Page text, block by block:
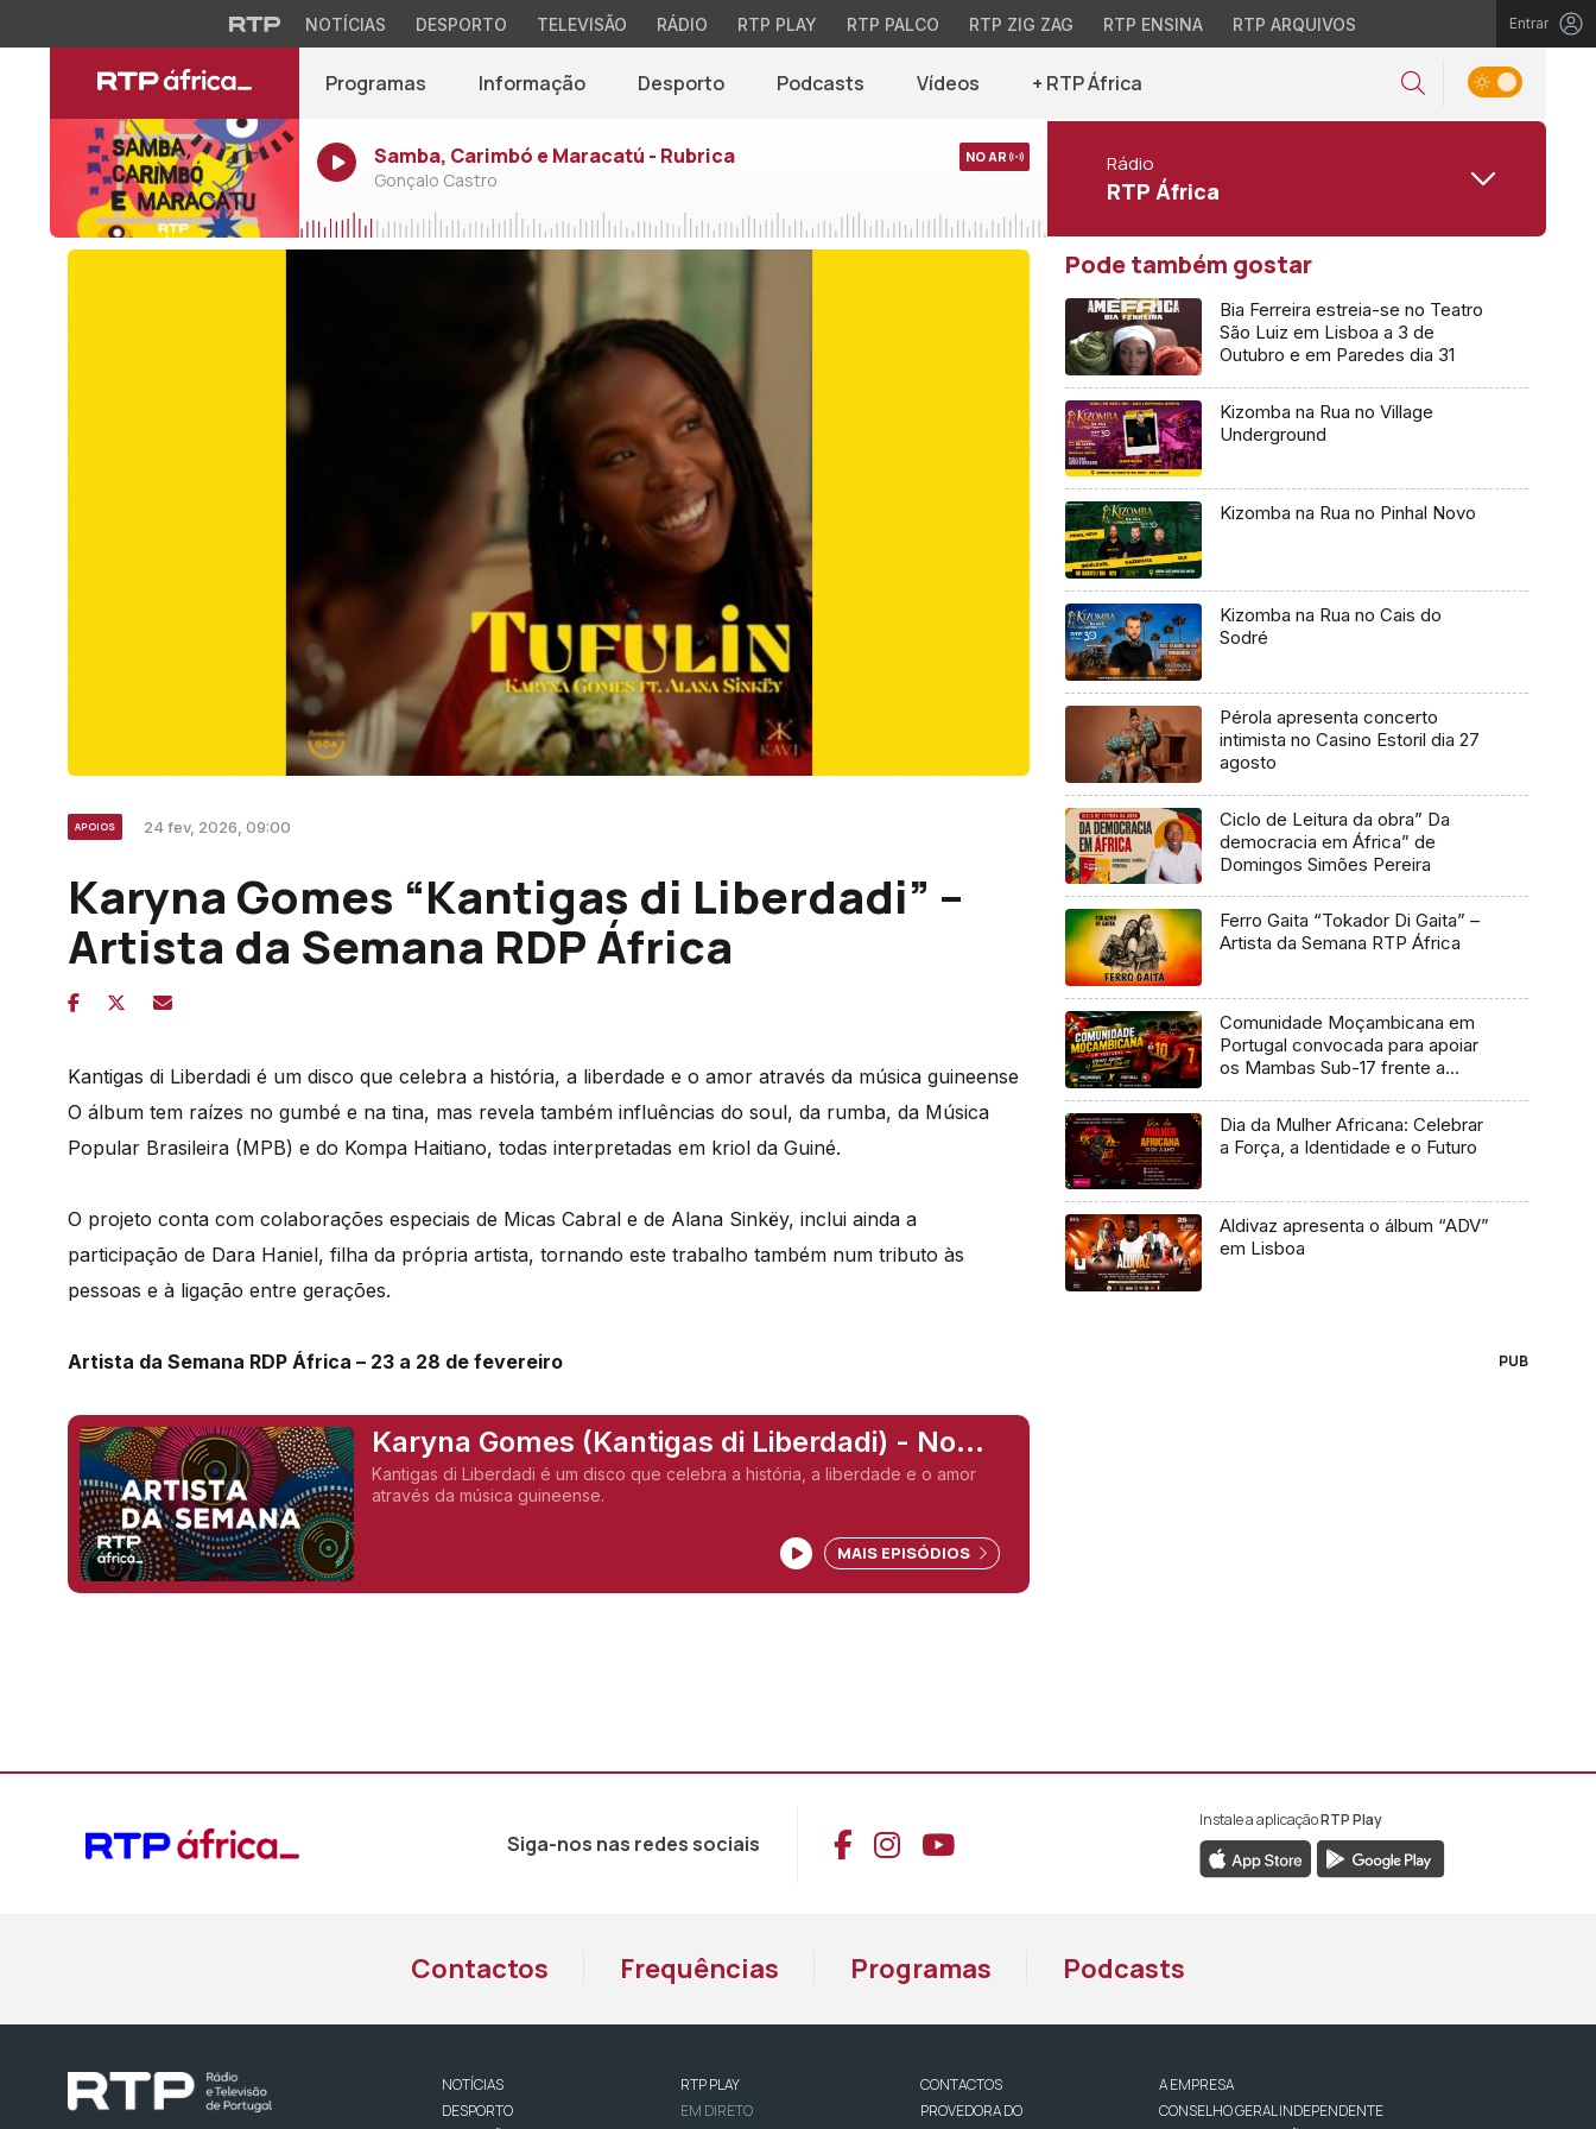
NOTÍCIAS DESPORTO TELEVISÃO RÁDIO RTP PLAY RTP PALCO RTP ZIG ZAG RTP ENSINA RTP ARQUIVOS Entrar
Programas Informação Desporto Podcasts Vídeos + RTP África
Samba, Carimbó e Maracatú - Rubrica
Gonçalo Castro
NO AR Rádio
RTP África
APOIOS 24 fev, 2026, 09:00
Karyna Gomes “Kantigas di Liberdadi” –
Artista da Semana RDP África
Kantigas di Liberdadi é um disco que celebra a história, a liberdade e o amor através da música guineense
O álbum tem raízes no gumbé e na tina, mas revela também influências do soul, da rumba, da Música
Popular Brasileira (MPB) e do Kompa Haitiano, todas interpretadas em kriol da Guiné.
O projeto conta com colaborações especiais de Micas Cabral e de Alana Sinkëy, inclui ainda a
participação de Dara Haniel, filha da própria artista, tornando este trabalho também num tributo às
pessoas e à ligação entre gerações.
Artista da Semana RDP África – 23 a 28 de fevereiro
Karyna Gomes (Kantigas di Liberdadi) - No
Brinca
Kantigas di Liberdadi é um disco que celebra a história, a liberdade e o amor
através da música guineense.
MAIS EPISÓDIOS
Pode também gostar
Bia Ferreira estreia-se no Teatro
São Luiz em Lisboa a 3 de
Outubro e em Paredes dia 31
Kizomba na Rua no Village
Underground
Kizomba na Rua no Pinhal Novo
Kizomba na Rua no Cais do
Sodré
Pérola apresenta concerto
intimista no Casino Estoril dia 27
agosto
Ciclo de Leitura da obra” Da
democracia em África” de
Domingos Simões Pereira
Ferro Gaita “Tokador Di Gaita” –
Artista da Semana RTP África
Comunidade Moçambicana em
Portugal convocada para apoiar
os Mambas Sub-17 frente a
Dia da Mulher Africana: Celebrar
a Força, a Identidade e o Futuro
Aldivaz apresenta o álbum “ADV”
em Lisboa
PUB
Siga-nos nas redes sociais Aceder ao Facebook da RTP África
Aceder ao Instagram da RTP África
Aceder ao YouTube da RTP África
Instale a aplicaçãoRTP Play
Contactos Frequências Programas Podcasts
NOTÍCIAS
DESPORTO
RTP PLAY
EM DIRETO
CONTACTOS
PROVEDORA DO
A EMPRESA
CONSELHO GERAL INDEPENDENTE